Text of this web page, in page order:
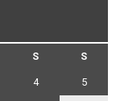
S S
4 5